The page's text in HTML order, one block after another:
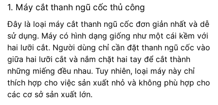
1. Máy cắt thanh ngũ cốc thủ công
Đây là loại máy cắt thanh ngũ cốc đơn giản nhất và dễ
sử dụng. Máy có hình dạng giống như một cái kềm với
hai lưỡi cắt. Người dùng chỉ cần đặt thanh ngũ cốc vào
giữa hai lưỡi cắt và nắm chặt hai tay để cắt thành
những miếng đều nhau. Tuy nhiên, loại máy này chỉ
thích hợp cho việc sản xuất nhỏ và không phù hợp cho
các cơ sở sản xuất lớn.